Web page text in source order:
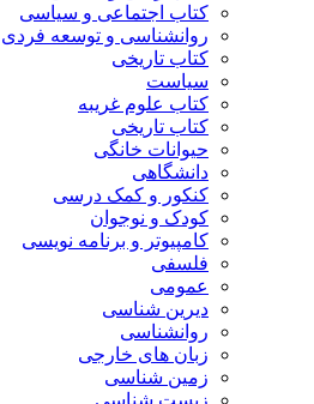
کتاب اجتماعی و سیاسی
روانشناسی و توسعه فردی
کتاب تاریخی
سیاست
کتاب علوم غریبه
کتاب تاریخی
حیوانات خانگی
دانشگاهی
کنکور و کمک‌ درسی
کودک و نوجوان
کامپیوتر و برنامه نویسی
فلسفی
عمومی
دیرین شناسی
روانشناسی
زبان های خارجی
زمین شناسی
زیست شناسی